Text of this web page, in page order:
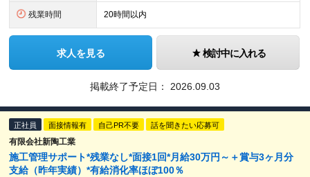
残業時間 20時間以内
求人を見る 検討中に入れる
掲載終了予定日： 2026.09.03
正社員 面接情報有 自己PR不要 話を聞きたい応募可
有限会社新陶工業
施工管理サポート*残業なし*面接1回*月給30万円～＋賞与3ヶ月分
支給（昨年実績）*有給消化率ほぼ100％